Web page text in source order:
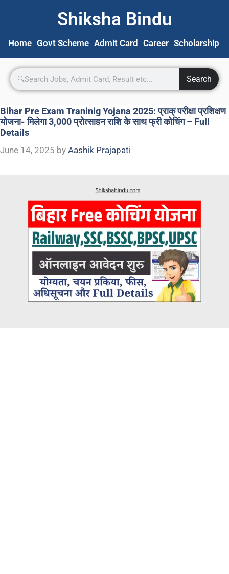
Shiksha Bindu
Home Govt Scheme Admit Card Career Scholarship
Search
Bihar Pre Exam Traninig Yojana 2025: प्राक् परीक्षा प्रशिक्षण
योजना- मिलेगा 3,000 प्रोत्साहन राशि के साथ फ्री कोचिंग – Full
Details
June 14, 2025 by Aashik Prajapati